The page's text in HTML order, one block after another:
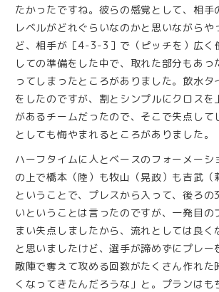
たかったですね。彼らの感覚として、相手
レベルがどれぐらいなのかと思いながらや
ど、相手が［4-3-3］で（ピッチを）広く
しての準備をした中で、取れた部分もあっ
ってしまったところがありました。飲水タ
をしたのですが、割とシンプルにクロスを
があるチームだったので、そこで失点して
としても悔やまれるところがありました。
ハーフタイムに人とベースのフォーメーシ
の上で橋本（陸）も牧山（晃政）も吉武（
ということで、プレスから入って、後ろの
いということは言ったのですが、一発目の
まい失点しましたから、流れとしては良く
と思いましたけど、選手が諦めずにプレー
敵陣で奪えて攻める回数がたくさん作れた
くなってきたんだろうな」と。プランはも